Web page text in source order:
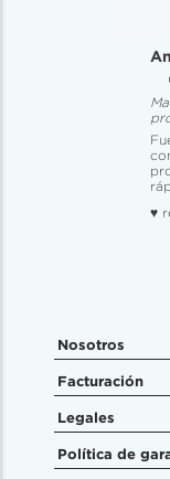
♥
Nosotros
Facturación
Legales
Política de